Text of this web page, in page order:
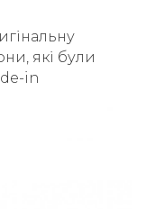
які були
in